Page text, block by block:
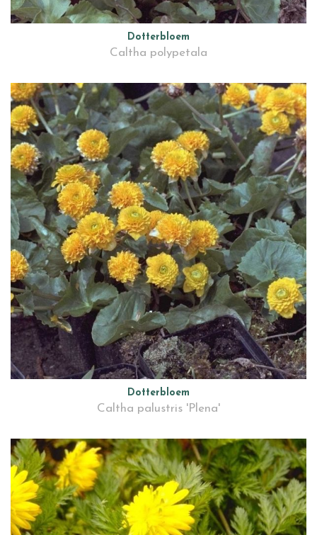
Dotterbloem
Caltha polypetala
Dotterbloem
Caltha palustris 'Plena'